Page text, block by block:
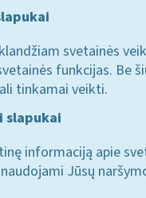
svetainės
funkcijas. Be
tinkamai veikti.
slapukai
informaciją apie
Jūsų